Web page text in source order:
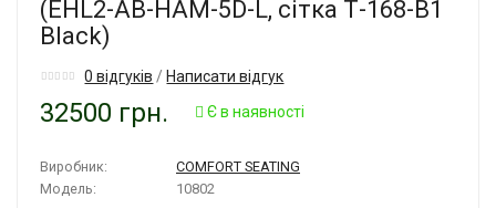
(EHL2-AB-HAM-5D-L, сітка Т-168-B1
Black)
0 відгуків / Написати відгук
32500 грн. Є в наявності
Виробник:
COMFORT SEATING
Модель:
10802